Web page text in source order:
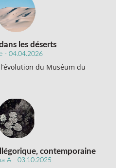
les déserts
- 04.04.2026
du Muséum du
contemporaine
A - 03.10.2025